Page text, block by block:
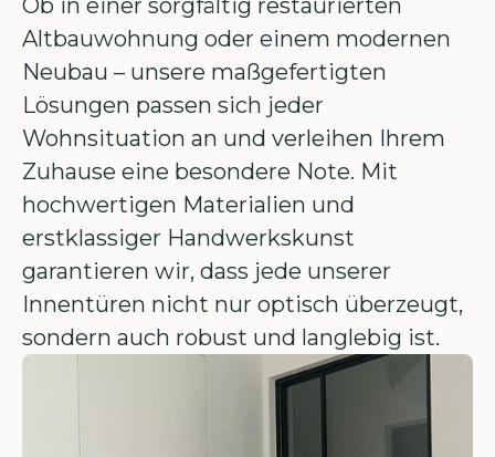
Ob in einer sorgfältig restaurierten
Altbauwohnung oder einem modernen
Neubau – unsere maßgefertigten
Lösungen passen sich jeder
Wohnsituation an und verleihen Ihrem
Zuhause eine besondere Note. Mit
hochwertigen Materialien und
erstklassiger Handwerkskunst
garantieren wir, dass jede unserer
Innentüren nicht nur optisch überzeugt,
sondern auch robust und langlebig ist.